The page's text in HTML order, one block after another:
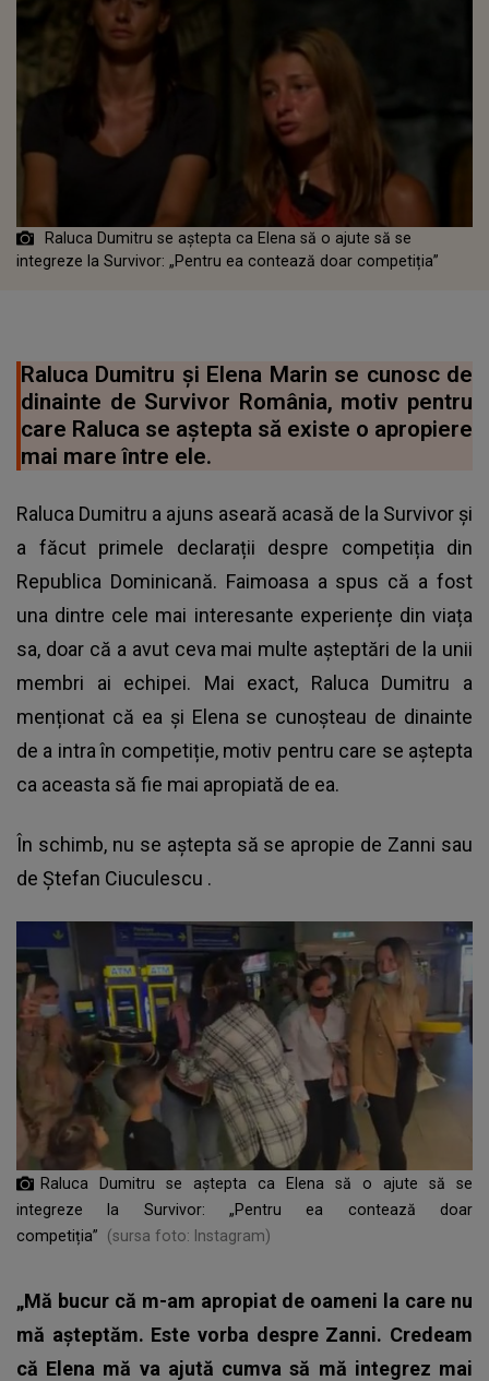
Raluca Dumitru se aștepta ca Elena să o ajute să se
integreze la Survivor: „Pentru ea contează doar competiția”
Raluca Dumitru și Elena Marin se cunosc de
dinainte de Survivor România, motiv pentru
care Raluca se aștepta să existe o apropiere
mai mare între ele.
Raluca Dumitru a ajuns aseară acasă de la Survivor și
a făcut primele declarații despre competiția din
Republica Dominicană. Faimoasa a spus că a fost
una dintre cele mai interesante experiențe din viața
sa, doar că a avut ceva mai multe așteptări de la unii
membri ai echipei. Mai exact, Raluca Dumitru a
menționat că ea și Elena se cunoșteau de dinainte
de a intra în competiție, motiv pentru care se aștepta
ca aceasta să fie mai apropiată de ea.
În schimb, nu se aștepta să se apropie de Zanni sau
de Ștefan Ciuculescu .
Raluca Dumitru se aștepta ca Elena să o ajute să se
integreze la Survivor: „Pentru ea contează doar
competiția”
(sursa foto: Instagram)
„Mă bucur că m-am apropiat de oameni la care nu
mă așteptăm. Este vorba despre Zanni. Credeam
că Elena mă va ajută cumva să mă integrez mai